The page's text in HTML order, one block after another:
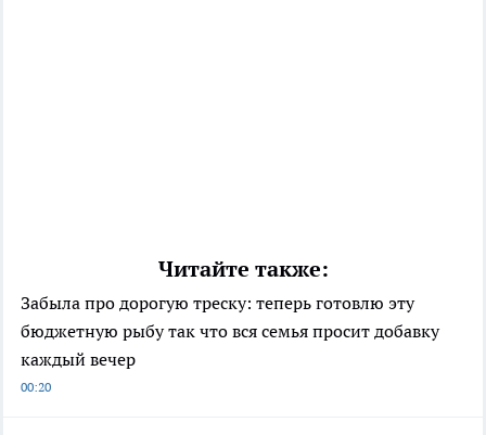
Читайте также:
Забыла про дорогую треску: теперь готовлю эту
бюджетную рыбу так что вся семья просит добавку
каждый вечер
00:20